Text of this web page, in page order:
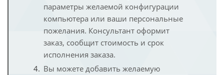
параметры желаемой конфигурации
компьютера или ваши персональные
пожелания. Консультант оформит
заказ, сообщит стоимость и срок
исполнения заказа.
Вы можете добавить желаемую